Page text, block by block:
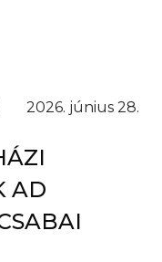
2026. június 28.
AD